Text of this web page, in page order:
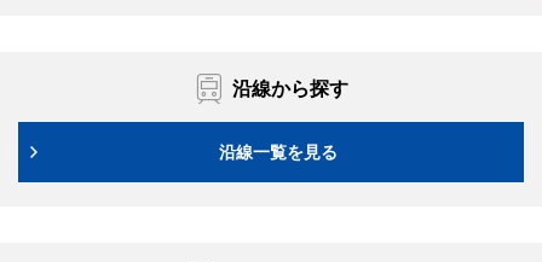
沿線から探す
沿線一覧を見る